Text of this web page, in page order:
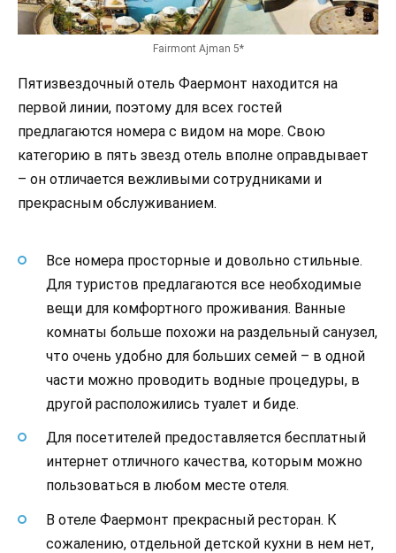
Fairmont Ajman 5*
Пятизвездочный отель Фаермонт находится на
первой линии, поэтому для всех гостей
предлагаются номера с видом на море. Свою
категорию в пять звезд отель вполне оправдывает
– он отличается вежливыми сотрудниками и
прекрасным обслуживанием.
Все номера просторные и довольно стильные.
Для туристов предлагаются все необходимые
вещи для комфортного проживания. Ванные
комнаты больше похожи на раздельный санузел,
что очень удобно для больших семей – в одной
части можно проводить водные процедуры, в
другой расположились туалет и биде.
Для посетителей предоставляется бесплатный
интернет отличного качества, которым можно
пользоваться в любом месте отеля.
В отеле Фаермонт прекрасный ресторан. К
сожалению, отдельной детской кухни в нем нет,